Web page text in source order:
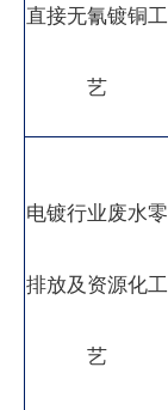
直接无氰镀铜工
艺
电镀行业废水零
排放及资源化工
艺